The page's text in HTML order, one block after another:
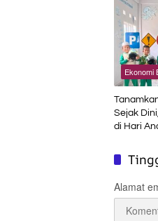
Ekonomi
Sejak
di Hari
Alamat